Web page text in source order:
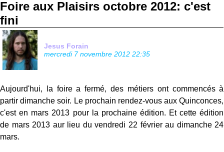
Foire aux Plaisirs octobre 2012: c'est
fini
Jesus Forain
mercredi 7 novembre 2012 22:35
Aujourd'hui, la foire a fermé, des métiers ont commencés à
partir dimanche soir. Le prochain rendez-vous aux Quinconces,
c'est en mars 2013 pour la prochaine édition. Et cette édition
de mars 2013 aur lieu du vendredi 22 février au dimanche 24
mars.